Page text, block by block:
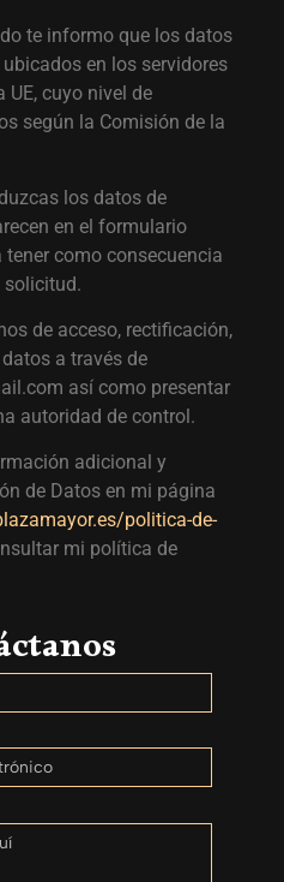
te informo que los datos
en los servidores
UE, cuyo nivel de
según la Comisión de la
los datos de
en el formulario
como consecuencia
solicitud.
de acceso, rectificación,
a través de
así como presentar
autoridad de control.
adicional y
de Datos en mi página
politica-de-
mi política de